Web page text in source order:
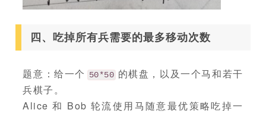
四、吃掉所有兵需要的最多移动次数
题意：给一个 50*50 的棋盘，以及一个马和若干
兵棋子。
Alice 和 Bob 轮流使用马随意最优策略吃掉一